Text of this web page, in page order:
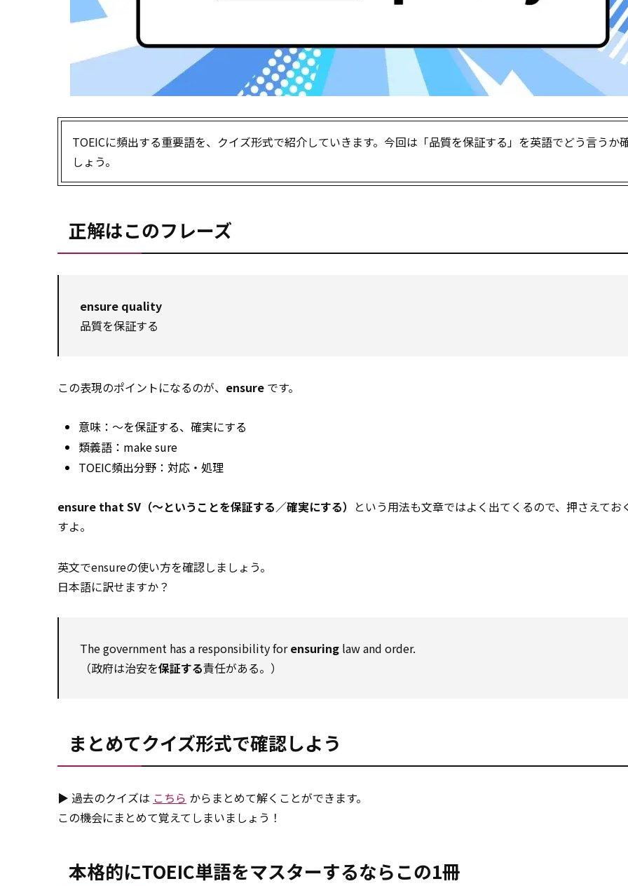
TOEICに頻出する重要語を、クイズ形式で紹介していきます。今回は「品質を保証する」を英語でどう言うか
しょう。
正解はこのフレーズ
ensure quality
品質を保証する
この表現のポイントになるのが、 ensure です。
意味：〜を保証する、確実にする
類義語：make sure
TOEIC頻出分野：対応・処理
ensure that SV（〜ということを保証する／確実にする） という用法も文章ではよく出てくるので、押さえてお
すよ。
英文でensureの使い方を確認しましょう。
日本語に訳せますか？
The government has a responsibility forensuring law and order.
（政府は治安を保証する責任がある。）
まとめてクイズ形式で確認しよう
▶ 過去のクイズは こちら からまとめて解くことができます。
この機会にまとめて覚えてしまいましょう！
本格的にTOEIC単語をマスターするならこの1冊